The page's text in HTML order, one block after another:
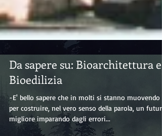
Da sapere su: Bioarchitettura e
Bioedilizia